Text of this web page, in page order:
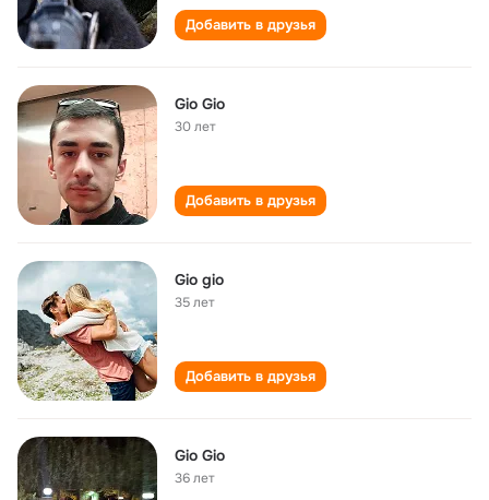
Добавить в друзья
Gio Gio
30 лет
Добавить в друзья
Gio gio
35 лет
Добавить в друзья
Gio Gio
36 лет